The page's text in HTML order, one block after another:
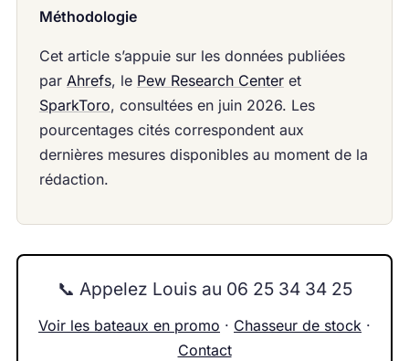
Méthodologie
Cet article s’appuie sur les données publiées
par Ahrefs, le Pew Research Centeret
SparkToro, consultées en juin 2026. Les
pourcentages cités correspondent aux
dernières mesures disponibles au moment de la
rédaction.
📞 Appelez Louis au 06 25 34 34 25
Voir les bateaux en promo · Chasseur de stock ·
Contact